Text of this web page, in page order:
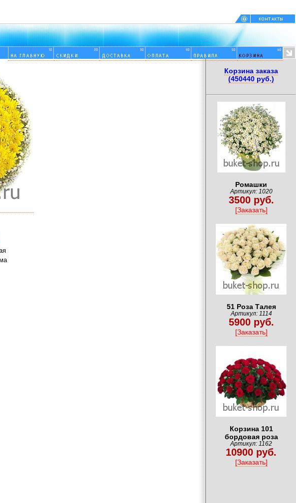
Корзина заказа
(450440 руб.)
Ромашки
Артикул: 1020
3500 руб.
[Заказать]
51 Роза Талея
Артикул: 1114
5900 руб.
[Заказать]
Корзина 101
бордовая роза
Артикул: 1162
10900 руб.
[Заказать]